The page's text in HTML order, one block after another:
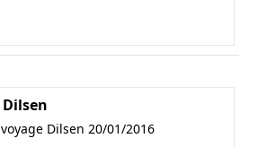
Dilsen
voyage Dilsen 20/01/2016